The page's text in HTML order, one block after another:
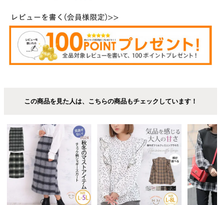
この商品を見た人は、こちらの商品もチェックしています！